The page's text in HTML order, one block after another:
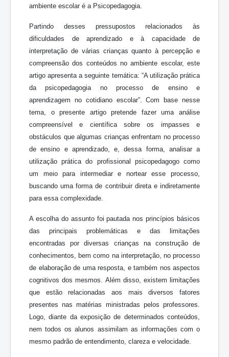
ambiente escolar é a Psicopedagogia.
Partindo desses pressupostos relacionados às
dificuldades de aprendizado e à capacidade de
interpretação de várias crianças quanto à percepção e
compreensão dos conteúdos no ambiente escolar, este
artigo apresenta a seguinte temática: “A utilização prática
da psicopedagogia no processo de ensino e
aprendizagem no cotidiano escolar”. Com base nesse
tema, o presente artigo pretende fazer uma análise
compreensível e científica sobre os impasses e
obstáculos que algumas crianças enfrentam no processo
de ensino e aprendizado, e, dessa forma, analisar a
utilização prática do profissional psicopedagogo como
um meio para intermediar e nortear esse processo,
buscando uma forma de contribuir direta e indiretamente
para essa complexidade.
A escolha do assunto foi pautada nos princípios básicos
das principais problemáticas e das limitações
encontradas por diversas crianças na construção de
conhecimentos, bem como na interpretação, no processo
de elaboração de uma resposta, e também nos aspectos
cognitivos dos mesmos. Além disso, existem limitações
que estão relacionadas aos mais diversos fatores
presentes nas matérias ministradas pelos professores.
Logo, diante da exposição de determinados conteúdos,
nem todos os alunos assimilam as informações com o
mesmo padrão de entendimento, clareza e velocidade.